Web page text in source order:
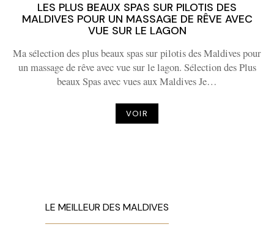
LES PLUS BEAUX SPAS SUR PILOTIS DES
MALDIVES POUR UN MASSAGE DE RÊVE AVEC
VUE SUR LE LAGON
Ma sélection des plus beaux spas sur pilotis des Maldives pour
un massage de rêve avec vue sur le lagon. Sélection des Plus
beaux Spas avec vues aux Maldives Je…
VOIR
LE MEILLEUR DES MALDIVES